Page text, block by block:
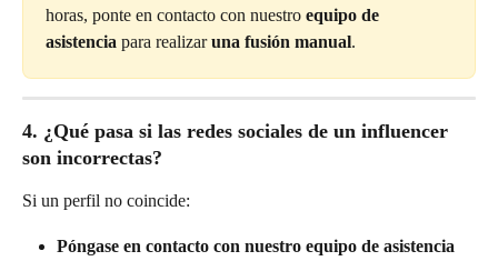
horas, ponte en contacto con nuestro equipo de
asistencia para realizar una fusión manual.
4. ¿Qué pasa si las redes sociales de un influencer
son incorrectas?
Si un perfil no coincide:
Póngase en contacto con nuestro equipo de asistencia